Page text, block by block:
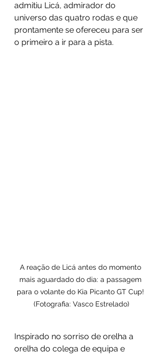
admitiu Licá, admirador do
universo das quatro rodas e que
prontamente se ofereceu para ser
o primeiro a ir para a pista.
A reação de Licá antes do momento
mais aguardado do dia: a passagem
para o volante do Kia Picanto GT Cup!
(Fotografia: Vasco Estrelado)
Inspirado no sorriso de orelha a
orelha do colega de equipa e